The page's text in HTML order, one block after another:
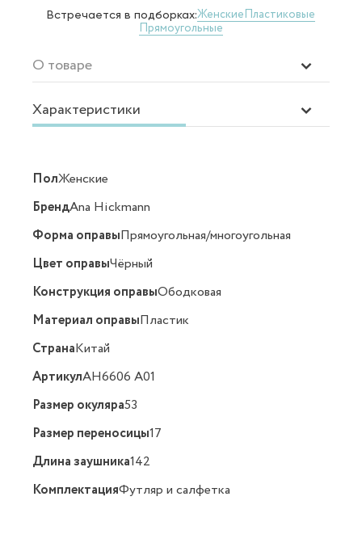
Встречается в подборках:ЖенскиеПластиковые
Прямоугольные
О товаре
Характеристики
ПолЖенские
БрендAna Hickmann
Форма оправыПрямоугольная/многоугольная
Цвет оправыЧёрный
Конструкция оправыОбодковая
Материал оправыПластик
СтранаКитай
АртикулAH6606 A01
Размер окуляра53
Размер переносицы17
Длина заушника142
КомплектацияФутляр и салфетка